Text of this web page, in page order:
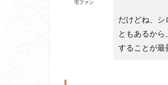
宅ファン
だけどね、シ
ともあるから
することが最